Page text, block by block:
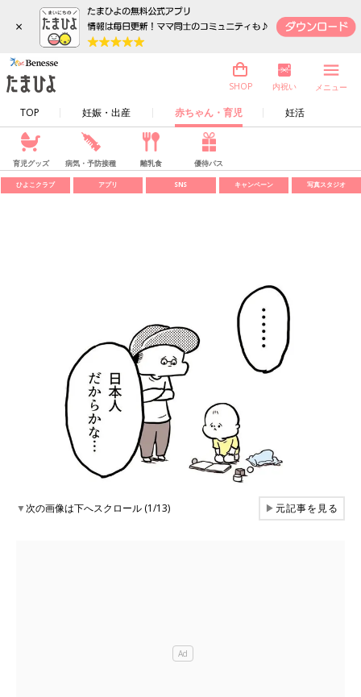
×
TOP 妊娠・出産 赤ちゃん・育児 妊活
SHOP 内祝い メニュー
育児グッズ 病気・予防接種 離乳食 優待パス
ひよこクラブ アプリ SNS キャンペーン 写真スタジオ
▼次の画像は下へスクロール (1/13) ▶元記事を見る